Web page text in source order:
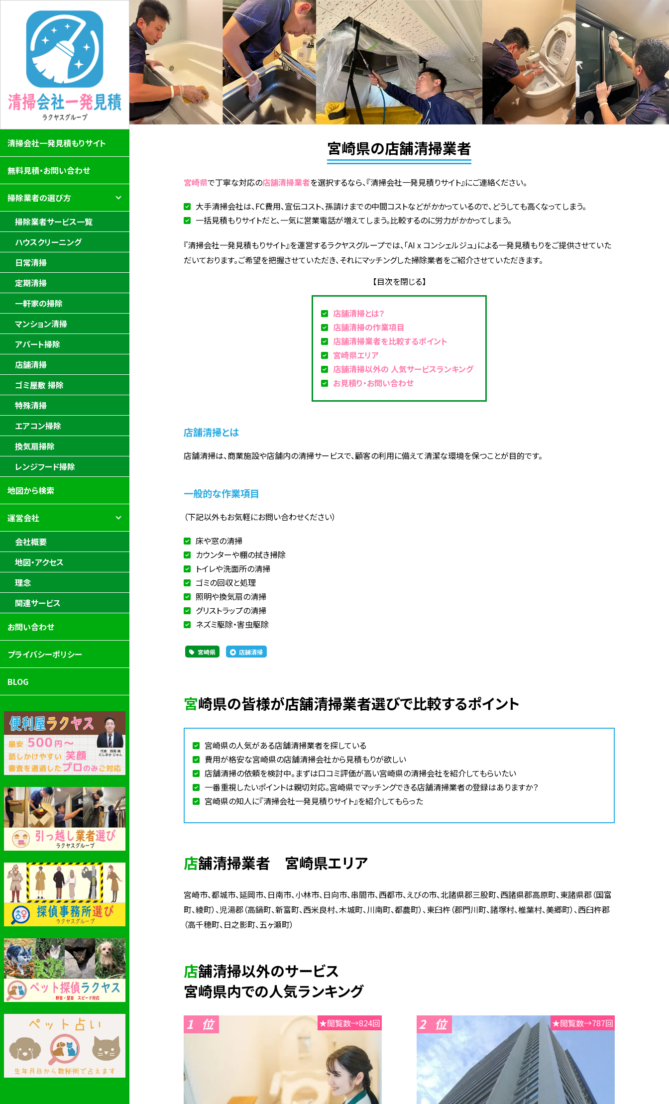
宮崎県の店舗清掃業者
宮崎県で丁寧な対応の店舗清掃業者を選択するなら、『清掃会社一発見積りサイト』にご連絡ください。
大手清掃会社は、FC費用、宣伝コスト、孫請けまでの中間コストなどがかかっているので、どうしても高くなってしまう。
一括見積もりサイトだと、一気に営業電話が増えてしまう。比較するのに労力がかかってしまう。
『清掃会社一発見積もりサイト』を運営するラクヤスグループでは、「AI x コンシェルジュ」による一発見積もりをご提供させていた
だいております。ご希望を把握させていただき、それにマッチングした掃除業者をご紹介させていただきます。
店舗清掃とは？
店舗清掃の作業項目
店舗清掃業者を比較するポイント
宮崎県エリア
店舗清掃以外の 人気サービスランキング
お見積り・お問い合わせ
店舗清掃とは
店舗清掃は、商業施設や店舗内の清掃サービスで、顧客の利用に備えて清潔な環境を保つことが目的です。
一般的な作業項目
（下記以外もお気軽にお問い合わせください）
床や窓の清掃
カウンターや棚の拭き掃除
トイレや洗面所の清掃
ゴミの回収と処理
照明や換気扇の清掃
グリストラップの清掃
ネズミ駆除・害虫駆除
宮崎県 店舗清掃
宮崎県の皆様が店舗清掃業者選びで比較するポイント
宮崎県の人気がある店舗清掃業者を探している
費用が格安な宮崎県の店舗清掃会社から見積もりが欲しい
店舗清掃の依頼を検討中。まずは口コミ評価が高い宮崎県の清掃会社を紹介してもらいたい
一番重視したいポイントは親切対応。宮崎県でマッチングできる店舗清掃業者の登録はありますか？
宮崎県の知人に『清掃会社一発見積りサイト』を紹介してもらった
店舗清掃業者 宮崎県エリア
宮崎市、都城市、延岡市、日南市、小林市、日向市、串間市、西都市、えびの市、北諸県郡三股町、西諸県郡高原町、東諸県郡（国富
町、綾町）、児湯郡（高鍋町、新富町、西米良村、木城町、川南町、都農町）、東臼杵（郡門川町、諸塚村、椎葉村、美郷町）、西臼杵郡
（高千穂町、日之影町、五ヶ瀬町）
店舗清掃以外のサービス
宮崎県内での人気ランキング
1 ★閲覧数→824回 2 ★閲覧数→787回
清掃会社一発見積もりサイト
無料見積・お問い合わせ
掃除業者の選び方
掃除業者サービス一覧
ハウスクリーニング
日常清掃
定期清掃
一軒家の掃除
マンション清掃
アパート掃除
店舗清掃
ゴミ屋敷 掃除
特殊清掃
エアコン掃除
換気扇掃除
レンジフード掃除
地図から検索
運営会社
会社概要
地図・アクセス
理念
関連サービス
お問い合わせ
プライバシーポリシー
BLOG